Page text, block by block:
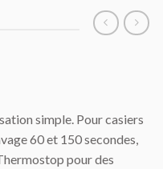
simple. Pour casiers
60 et 150 secondes,
pour des